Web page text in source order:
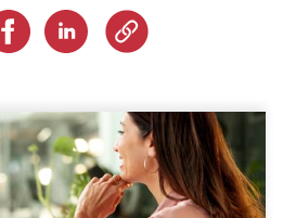
DEMOSTRACIÓN